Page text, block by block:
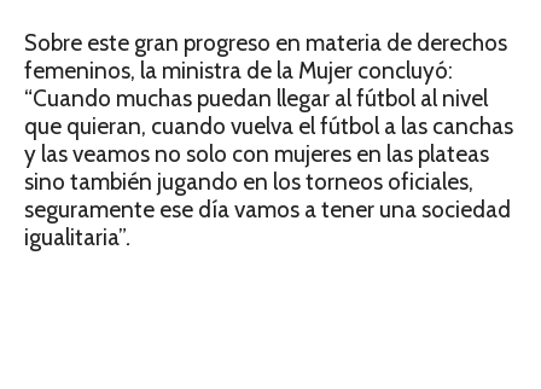
Sobre este gran progreso en materia de derechos
femeninos, la ministra de la Mujer concluyó:
“Cuando muchas puedan llegar al fútbol al nivel
que quieran, cuando vuelva el fútbol a las canchas
y las veamos no solo con mujeres en las plateas
sino también jugando en los torneos oficiales,
seguramente ese día vamos a tener una sociedad
igualitaria”.